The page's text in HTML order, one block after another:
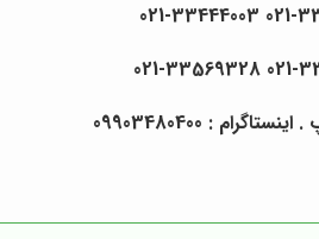
021-
021-
: 09903480400